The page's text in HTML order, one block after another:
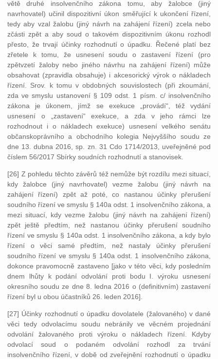
větě druhé insolvenčního zákona tomu, aby žalobce (jiný
navrhovatel) učinil dispozitivní úkon směřující k ukončení řízení,
tedy aby vzal žalobu (jiný návrh na zahájení řízení) zcela nebo
zčásti zpět a aby soud o takovém dispozitivním úkonu rozhodl
přesto, že trvají účinky rozhodnutí o úpadku. Řečené platí bez
zřetele k tomu, že usnesení soudu o zastavení řízení (pro
zpětvzetí žaloby nebo jiného návrhu na zahájení řízení) může
obsahovat (zpravidla obsahuje) i akcesorický výrok o nákladech
řízení. Srov. k tomu v obdobných souvislostech (při zkoumání,
zda ve smyslu ustanovení § 109 odst. 1 písm. c/ insolvenčního
zákona je úkonem, jímž se exekuce „provádí“, též vydání
usnesení o „zastavení“ exekuce, a zda v jeho rámci lze
rozhodnout i o nákladech exekuce) usnesení velkého senátu
občanskoprávního a obchodního kolegia Nejvyššího soudu ze
dne 13. dubna 2016, sp. zn. 31 Cdo 1714/2013, uveřejněné pod
číslem 56/2017 Sbírky soudních rozhodnutí a stanovisek.
[26] Z pohledu těchto závěrů též nemůže být rozdílu mezi situací,
kdy žalobce (jiný navrhovatel) vezme žalobu (jiný návrh na
zahájení řízení) zpět až poté, co nastanou účinky přerušení
soudního řízení ve smyslu § 140a odst. 1 insolvenčního zákona, a
mezi situací, kdy vezme žalobu (jiný návrh na zahájení řízení)
zpět ještě předtím, než nastanou účinky přerušení soudního
řízení ve smyslu § 140a odst. 1 insolvenčního zákona, a kdy bylo
řízení o věci samé předtím, než nastaly účinky přerušení
soudního řízení ve smyslu § 140a odst. 1 insolvenčního zákona,
dokonce pravomocně zastaveno [jako v této věci, kdy posledním
dnem lhůty k podání odvolání proti bodu I. výroku usnesení
okresního soudu ze dne 8. ledna 2016 o (definitivním) zastavení
řízení byl u obou účastníků 26. leden 2016].
[27] Účinky rozhodnutí o úpadku dovolatele (žalovaného) v dané
věci tedy odvolacímu soudu nebránily ve věcném projednání
odvolání žalovaného proti výroku o nákladech řízení. Kdyby
odvolací soud o podaném odvolání rozhodl za trvání
insolvenčního řízení, v době od zveřejnění rozhodnutí o úpadku